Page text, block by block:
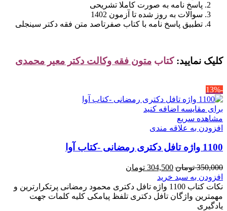
پاسخ نامه به صورت کاملا تشریحی
سوالات به روز شده تا آزمون 1402
تطبیق پاسخ نامه با کتاب صفرتاصد متن فقه دکتر سینجلی
کلیک نمایید: کتاب متون فقه وکالت دکتر معیر محمدی
-13%
برای مقایسه اضافه کنید
مشاهده سریع
افزودن به علاقه مندی
1100 واژه تافل دکتری رمضانی -کتاب آوا
350,000 تومان قیمت
اصلی
350,000 تومان
بود.
304,500 تومان
304,500 تومان
است.
افزودن به سبد خرید
نکات کتاب 1100 واژه تافل دکتری محمود رمضانی پرتکرارترین و
مهمترین واژگان تافل دکتری تلفظ پیامکی کلیه کلمات جهت
یادگیری